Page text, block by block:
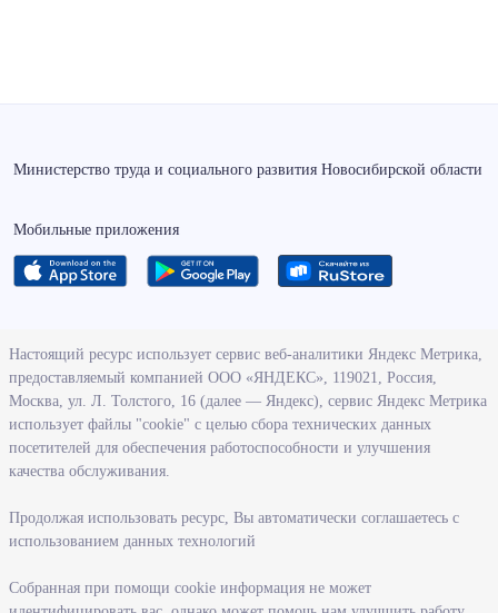
Министерство труда и социального развития Новосибирской области
Мобильные приложения
О ведомстве
Деятельность министерства труда и социального развития
Новосибирской области
Контрольно-надзорная деятельность министерства
Государственные программы, реализуемые министерством
Службы и учреждения, подведомственные министерству
Поступление на государственную гражданскую службу
Информация
Настоящий ресурс использует сервис веб-аналитики Яндекс Метрика,
предоставляемый компанией ООО «ЯНДЕКС», 119021, Россия,
Москва, ул. Л. Толстого, 16 (далее — Яндекс), сервис Яндекс Метрика
использует файлы "cookie" с целью сбора технических данных
посетителей для обеспечения работоспособности и улучшения
качества обслуживания.
Продолжая использовать ресурс, Вы автоматически соглашаетесь с
использованием данных технологий
Собранная при помощи cookie информация не может